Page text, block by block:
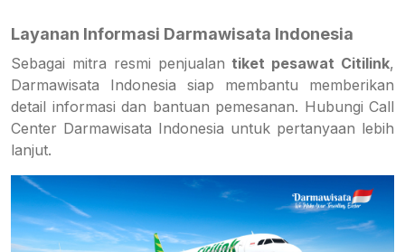
Layanan Informasi Darmawisata Indonesia
Sebagai mitra resmi penjualantiket pesawat Citilink,
Darmawisata Indonesia siap membantu memberikan
detail informasi dan bantuan pemesanan. Hubungi Call
Center Darmawisata Indonesia untuk pertanyaan lebih
lanjut.